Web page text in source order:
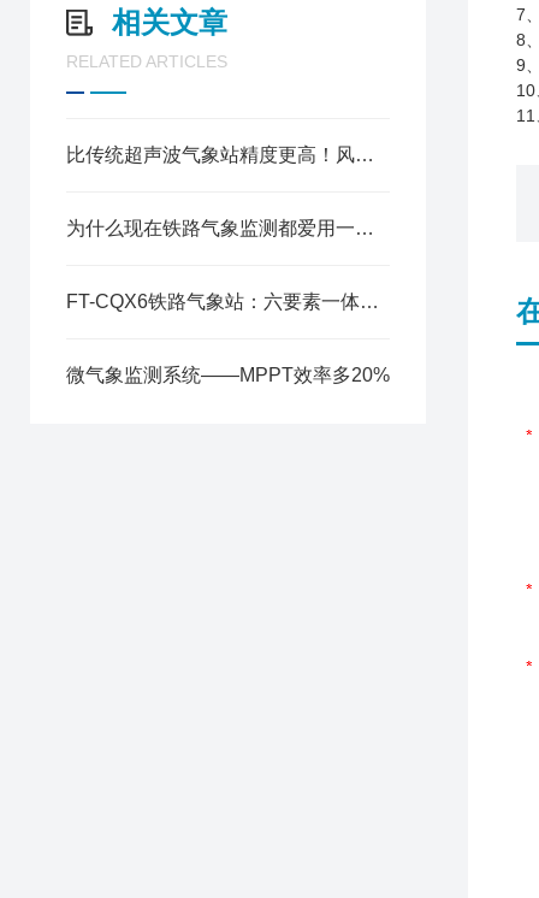
相关文章
RELATED ARTICLES
比传统超声波气象站精度更高！风途FT-CQX6了解一下
为什么现在铁路气象监测都爱用一体式六要素气象站？答案在这里
FT-CQX6铁路气象站：六要素一体式集成
微气象监测系统——MPPT效率多20%
7
8
9
10
11